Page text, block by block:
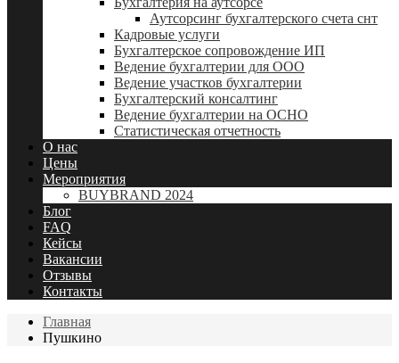
Аутсорсинг бухгалтерского счета снт
Кадровые услуги
Бухгалтерское сопровождение ИП
Ведение бухгалтерии для ООО
Ведение участков бухгалтерии
Бухгалтерский консалтинг
Ведение бухгалтерии на ОСНО
Статистическая отчетность
О нас
Цены
Мероприятия
BUYBRAND 2024
Блог
FAQ
Кейсы
Вакансии
Отзывы
Контакты
Главная
Пушкино